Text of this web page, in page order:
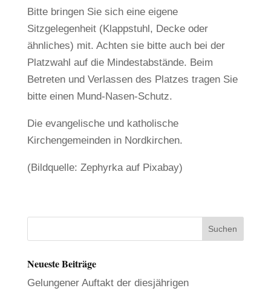
Bitte bringen Sie sich eine eigene
Sitzgelegenheit (Klappstuhl, Decke oder
ähnliches) mit. Achten sie bitte auch bei der
Platzwahl auf die Mindestabstände. Beim
Betreten und Verlassen des Platzes tragen Sie
bitte einen Mund-Nasen-Schutz.
Die evangelische und katholische
Kirchengemeinden in Nordkirchen.
(Bildquelle: Zephyrka auf Pixabay)
Neueste Beiträge
Gelungener Auftakt der diesjährigen